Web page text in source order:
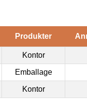
Produkter
Kontor
Emballage
Kontor